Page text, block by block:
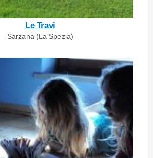
Le Travi
Sarzana (La Spezia)